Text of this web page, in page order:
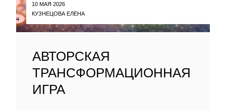
10 МАЯ 2026
КУЗНЕЦОВА ЕЛЕНА
АВТОРСКАЯ
ТРАНСФОРМАЦИОННАЯ
ИГРА